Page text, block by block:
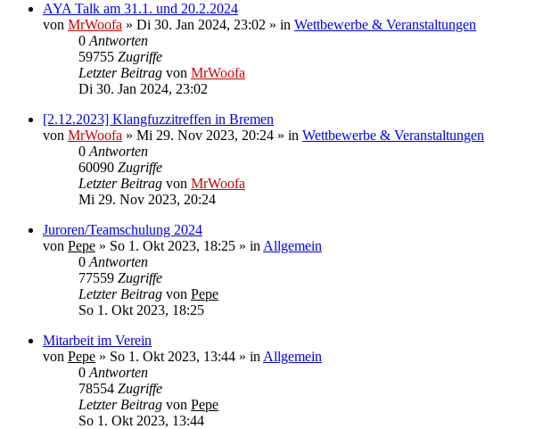
AYA Talk am 31.1. und 20.2.2024
von MrWoofa » Di 30. Jan 2024, 23:02 » in Wettbewerbe & Veranstaltungen
0 Antworten
59755 Zugriffe
Letzter Beitrag von MrWoofa
Di 30. Jan 2024, 23:02
[2.12.2023] Klangfuzzitreffen in Bremen
von MrWoofa » Mi 29. Nov 2023, 20:24 » in Wettbewerbe & Veranstaltungen
0 Antworten
60090 Zugriffe
Letzter Beitrag von MrWoofa
Mi 29. Nov 2023, 20:24
Juroren/Teamschulung 2024
von Pepe » So 1. Okt 2023, 18:25 » in Allgemein
0 Antworten
77559 Zugriffe
Letzter Beitrag von Pepe
So 1. Okt 2023, 18:25
Mitarbeit im Verein
von Pepe » So 1. Okt 2023, 13:44 » in Allgemein
0 Antworten
78554 Zugriffe
Letzter Beitrag von Pepe
So 1. Okt 2023, 13:44